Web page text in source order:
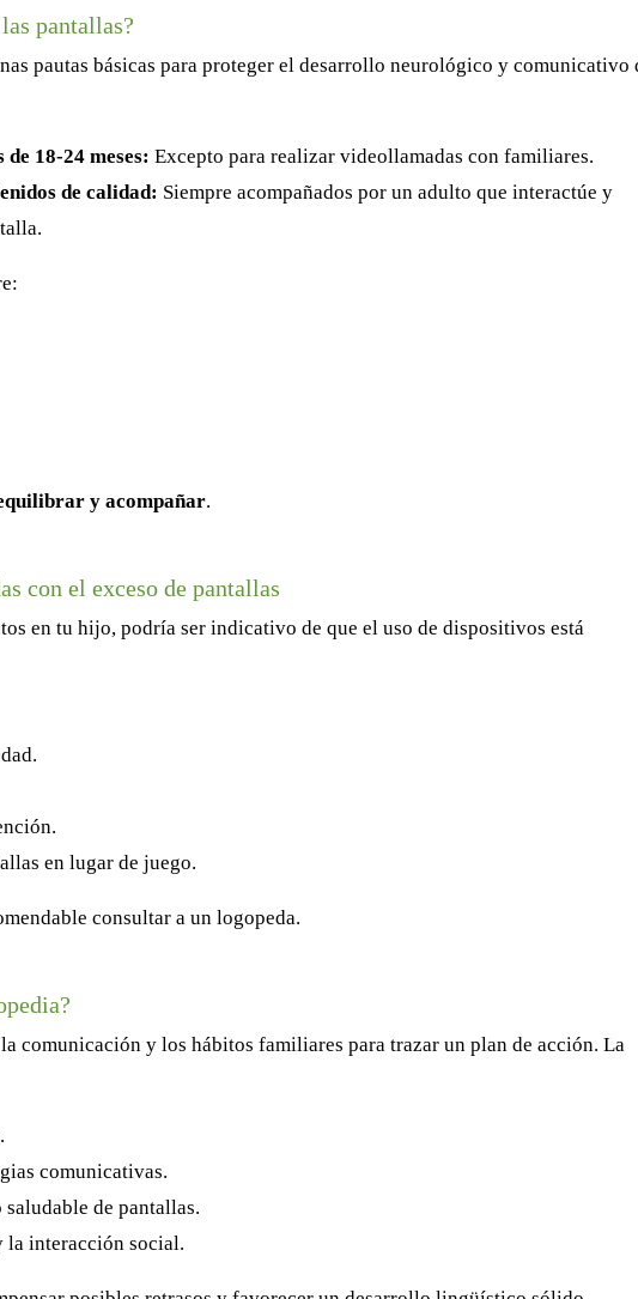
pantallas?
pautas básicas para proteger el desarrollo neurológico y comunicativo
de 18-24 meses: Excepto para realizar videollamadas con familiares.
de calidad: Siempre acompañados por un adulto que interactúe y
y acompañar.
con el exceso de pantallas
en tu hijo, podría ser indicativo de que el uso de dispositivos está
en lugar de juego.
consultar a un logopeda.
comunicación y los hábitos familiares para trazar un plan de acción. La
comunicativas.
saludable de pantallas.
la interacción social.